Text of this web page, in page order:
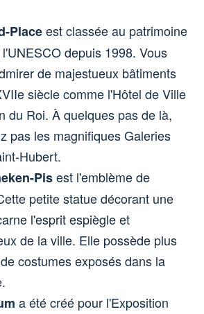
Placeest classée au patrimoine
depuis 1998. Vous
de majestueux bâtiments
siècle comme l'Hôtel de Ville
du Roi. À quelques pas de là,
pas les magnifiques Galeries
Hubert.
Pisest l'emblème de
petite statue décorant une
l'esprit espiègle et
de la ville. Elle possède plus
costumes exposés dans la
a été créé pour l'Exposition